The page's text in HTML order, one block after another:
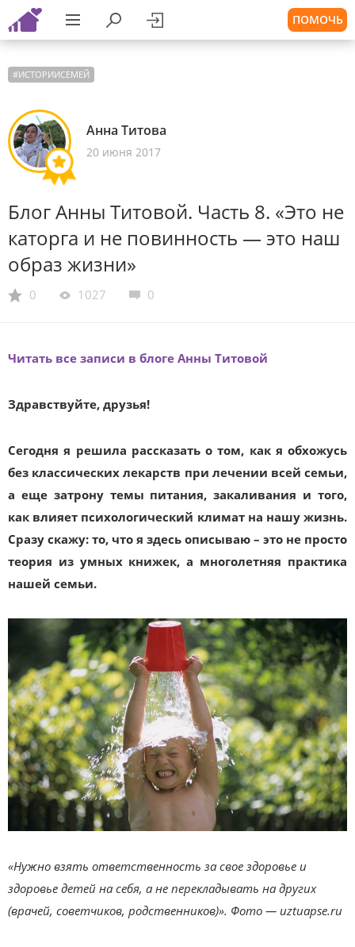
ПОМОЧЬ
#ИСТОРИИСЕМЕЙ
Анна Титова
20 июня 2017
Блог Анны Титовой. Часть 8. «Это не
каторга и не повинность — это наш
образ жизни»
0 1027 0
Читать все записи в блоге Анны Титовой
Здравствуйте, друзья!
Сегодня я решила рассказать о том, как я обхожусь
без классических лекарств при лечении всей семьи,
а еще затрону темы питания, закаливания и того,
как влияет психологический климат на нашу жизнь.
Сразу скажу: то, что я здесь описываю – это не просто
теория из умных книжек, а многолетняя практика
нашей семьи.
«Нужно взять ответственность за свое здоровье и
здоровье детей на себя, а не перекладывать на других
(врачей, советчиков, родственников)». Фото — uztuapse.ru